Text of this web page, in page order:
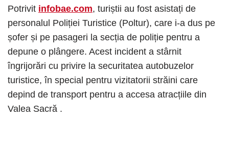
Potrivit infobae.com, turiștii au fost asistați de
personalul Poliției Turistice (Poltur), care i-a dus pe
șofer și pe pasageri la secția de poliție pentru a
depune o plângere. Acest incident a stârnit
îngrijorări cu privire la securitatea autobuzelor
turistice, în special pentru vizitatorii străini care
depind de transport pentru a accesa atracțiile din
Valea Sacră .